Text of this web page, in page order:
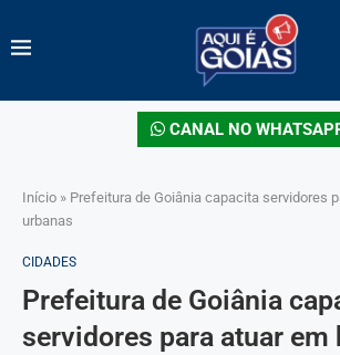
CANAL NO
Início » Prefeitura de Goiânia capacita servidores
urbanas
CIDADES
Prefeitura de Goiânia
servidores para atuar em